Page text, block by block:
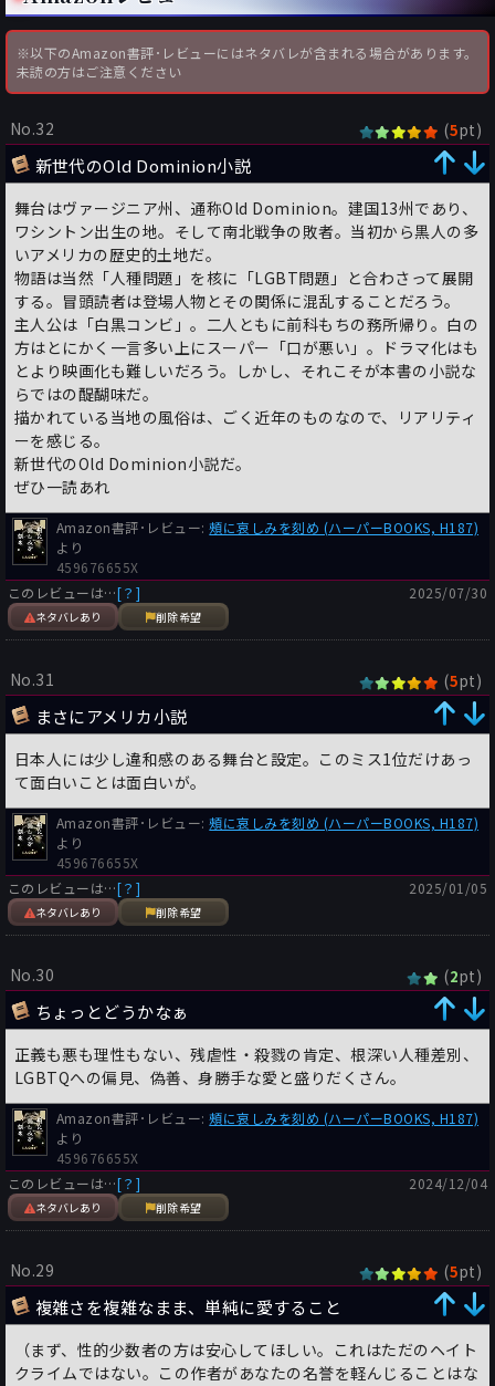
※以下のAmazon書評･レビューにはネタバレが含まれる場合があります。
未読の方はご注意ください
No.32 (5pt)
新世代のOld Dominion小説
舞台はヴァージニア州、通称Old Dominion。建国13州であり、
ワシントン出生の地。そして南北戦争の敗者。当初から黒人の多
いアメリカの歴史的土地だ。
物語は当然「人種問題」を核に「LGBT問題」と合わさって展開
する。冒頭読者は登場人物とその関係に混乱することだろう。
主人公は「白黒コンビ」。二人ともに前科もちの務所帰り。白の
方はとにかく一言多い上にスーパー「口が悪い」。ドラマ化はも
とより映画化も難しいだろう。しかし、それこそが本書の小説な
らではの醍醐味だ。
描かれている当地の風俗は、ごく近年のものなので、リアリティ
ーを感じる。
新世代のOld Dominion小説だ。
ぜひ一読あれ
Amazon書評･レビュー:頰に哀しみを刻め (ハーパーBOOKS, H187)
より
459676655X
このレビューは…[？]
ネタバレあり 削除希望
2025/07/30
No.31 (5pt)
まさにアメリカ小説
日本人には少し違和感のある舞台と設定。このミス1位だけあっ
て面白いことは面白いが。
Amazon書評･レビュー:頰に哀しみを刻め (ハーパーBOOKS, H187)
より
459676655X
このレビューは…[？]
ネタバレあり 削除希望
2025/01/05
No.30 (2pt)
ちょっとどうかなぁ
正義も悪も理性もない、残虐性・殺戮の肯定、根深い人種差別、
LGBTQへの偏見、偽善、身勝手な愛と盛りだくさん。
Amazon書評･レビュー:頰に哀しみを刻め (ハーパーBOOKS, H187)
より
459676655X
このレビューは…[？]
ネタバレあり 削除希望
2024/12/04
No.29 (5pt)
複雑さを複雑なまま、単純に愛すること
（まず、性的少数者の方は安心してほしい。これはただのヘイト
クライムではない。この作者があなたの名誉を軽んじることはな